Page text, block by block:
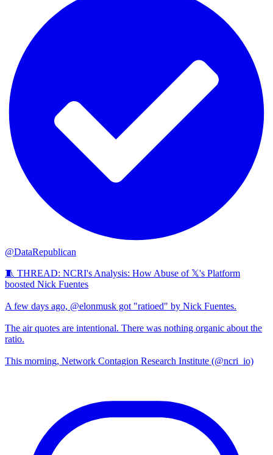
@DataRepublican
🧵 THREAD: NCRI's Analysis: How Abuse of 𝕏's Platform
boosted Nick Fuentes
A few days ago, @elonmusk got "ratioed" by Nick Fuentes.
The air quotes are intentional. There was nothing organic about the
ratio.
This morning, Network Contagion Research Institute (@ncri_io)